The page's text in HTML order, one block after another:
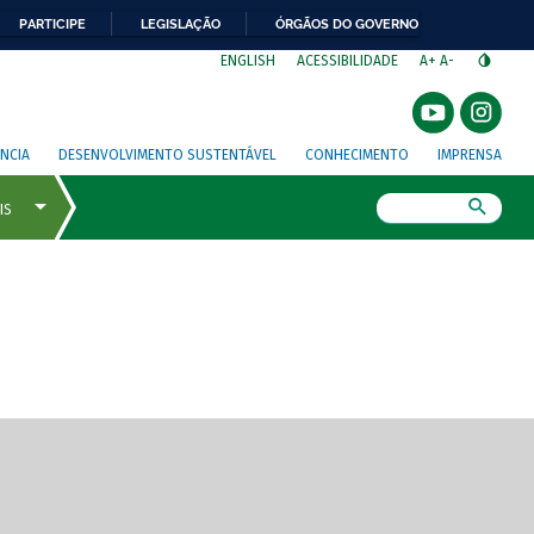
PARTICIPE LEGISLAÇÃO ÓRGÃOS DO GOVERNO
ENGLISH ACESSIBILIDADE A+ A-
DESENVOLVIMENTO SUSTENTÁVEL CONHECIMENTO IMPRENSA
de tela